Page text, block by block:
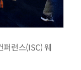
런스(ISC) 웨